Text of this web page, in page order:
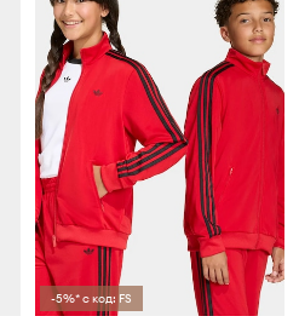
-5%* с код: FS